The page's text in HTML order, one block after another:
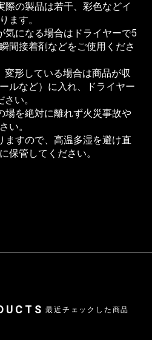
際の製品は若干、彩色などイ
ます。
気になる場合はドライヤーで5
間接着剤などをご使用くださ
変形している場合は商品が収
ルなど）に入れ、ドライヤー
い。
場を絶対に離れず火災事故や
い。
ますので、高温多湿を避け直
保管してください。
最近チェックした商品